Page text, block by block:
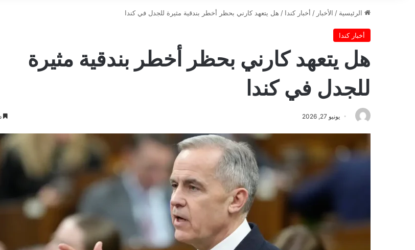
الرئيسية / الأخبار / أخبار كندا / هل يتعهد كارني بحظر أخطر بندقية مثيرة للجدل في كندا
أخبار كندا
هل يتعهد كارني بحظر أخطر بندقية مثيرة
للجدل في كندا
يونيو 27, 2026